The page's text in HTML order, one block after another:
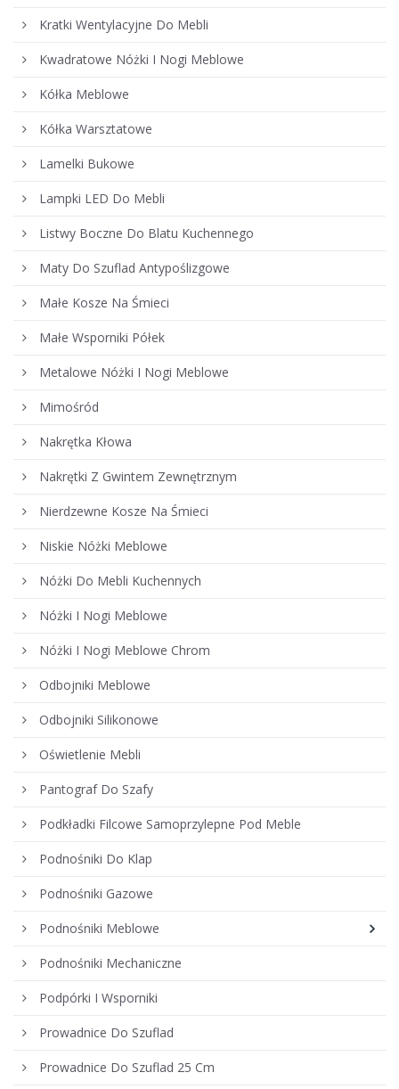
Kratki Wentylacyjne Do Mebli
Kwadratowe Nóżki I Nogi Meblowe
Kółka Meblowe
Kółka Warsztatowe
Lamelki Bukowe
Lampki LED Do Mebli
Listwy Boczne Do Blatu Kuchennego
Maty Do Szuflad Antypoślizgowe
Małe Kosze Na Śmieci
Małe Wsporniki Półek
Metalowe Nóżki I Nogi Meblowe
Mimośród
Nakrętka Kłowa
Nakrętki Z Gwintem Zewnętrznym
Nierdzewne Kosze Na Śmieci
Niskie Nóżki Meblowe
Nóżki Do Mebli Kuchennych
Nóżki I Nogi Meblowe
Nóżki I Nogi Meblowe Chrom
Odbojniki Meblowe
Odbojniki Silikonowe
Oświetlenie Mebli
Pantograf Do Szafy
Podkładki Filcowe Samoprzylepne Pod Meble
Podnośniki Do Klap
Podnośniki Gazowe
Podnośniki Meblowe
Podnośniki Mechaniczne
Podpórki I Wsporniki
Prowadnice Do Szuflad
Prowadnice Do Szuflad 25 Cm